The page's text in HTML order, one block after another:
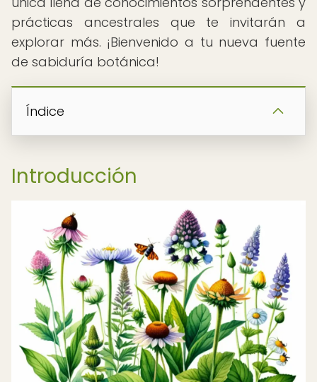
prácticas ancestrales que te invitarán a
explorar más. ¡Bienvenido a tu nueva fuente
de sabiduría botánica!
Índice
Introducción